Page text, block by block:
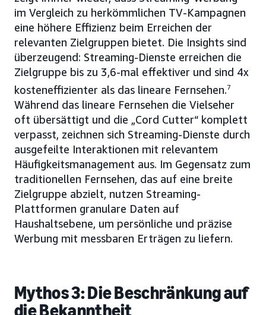
im Vergleich zu herkömmlichen TV-Kampagnen
eine höhere Effizienz beim Erreichen der
relevanten Zielgruppen bietet. Die Insights sind
überzeugend: Streaming-Dienste erreichen die
Zielgruppe bis zu 3,6-mal effektiver und sind 4x
kosteneffizienter als das lineare Fernsehen.7
Während das lineare Fernsehen die Vielseher
oft übersättigt und die „Cord Cutter“ komplett
verpasst, zeichnen sich Streaming-Dienste durch
ausgefeilte Interaktionen mit relevantem
Häufigkeitsmanagement aus. Im Gegensatz zum
traditionellen Fernsehen, das auf eine breite
Zielgruppe abzielt, nutzen Streaming-
Plattformen granulare Daten auf
Haushaltsebene, um persönliche und präzise
Werbung mit messbaren Erträgen zu liefern.
Mythos 3: Die Beschränkung auf